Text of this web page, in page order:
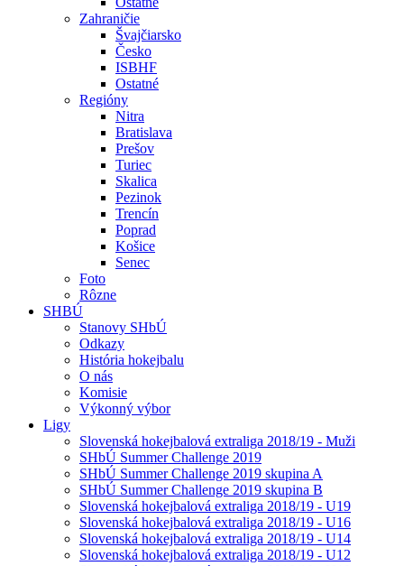
Zahraničie
Švajčiarsko
Česko
ISBHF
Ostatné
Regióny
Nitra
Bratislava
Prešov
Turiec
Skalica
Pezinok
Trencín
Poprad
Košice
Senec
Foto
Rôzne
SHBÚ
Stanovy SHbÚ
Odkazy
História hokejbalu
O nás
Komisie
Výkonný výbor
Ligy
Slovenská hokejbalová extraliga 2018/19 - Muži
SHbÚ Summer Challenge 2019
SHbÚ Summer Challenge 2019 skupina A
SHbÚ Summer Challenge 2019 skupina B
Slovenská hokejbalová extraliga 2018/19 - U19
Slovenská hokejbalová extraliga 2018/19 - U16
Slovenská hokejbalová extraliga 2018/19 - U14
Slovenská hokejbalová extraliga 2018/19 - U12